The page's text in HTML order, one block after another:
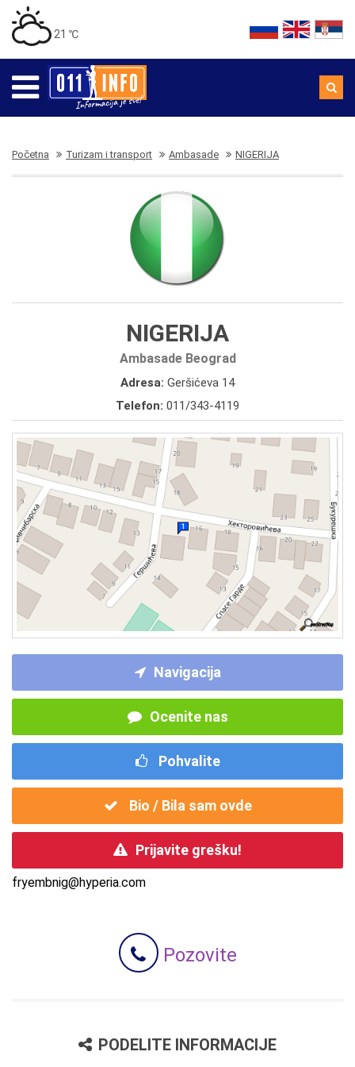
21 ℃
Početna Turizam i transport Ambasade NIGERIJA
NIGERIJA
Ambasade Beograd
Adresa: Geršićeva 14
Telefon: 011/343-4119
Navigacija
Ocenite nas
Pohvalite
Bio / Bila sam ovde
Prijavite grešku!
fryembnig@hyperia.com
Pozovite
PODELITE INFORMACIJE